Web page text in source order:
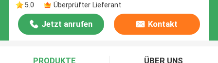
5.0
Überprüfter Lieferant
Jetzt anrufen Kontakt
PRODUKTE ÜBER UNS